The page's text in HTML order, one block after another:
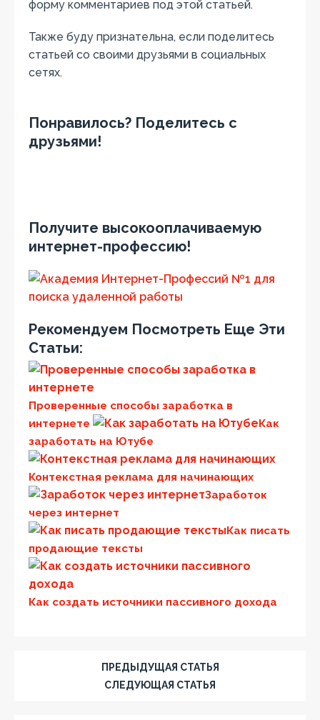
форму комментариев под этой статьей.
Также буду признательна, если поделитесь
статьей со своими друзьями в социальных
сетях.
Понравилось? Поделитесь с
друзьями!
Получите высокооплачиваемую
интернет-профессию!
Рекомендуем Посмотреть Еще Эти
Статьи:
Проверенные способы заработка в
интернете
Как
заработать на Ютубе
Контекстная реклама для начинающих
Заработок
через интернет
Как писать
продающие тексты
Как создать источники пассивного дохода
ПРЕДЫДУЩАЯ СТАТЬЯ
СЛЕДУЮЩАЯ СТАТЬЯ